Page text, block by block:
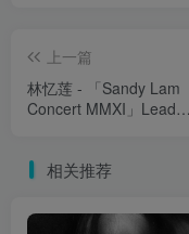
上一篇
林忆莲 - 「Sandy Lam
Concert MMXI」Lead
相关推荐